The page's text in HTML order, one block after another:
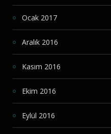
Ocak 2017
Aralık 2016
Kasım 2016
Ekim 2016
Eylül 2016